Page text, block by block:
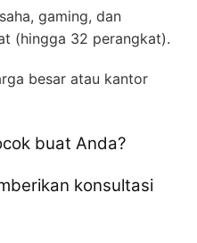
gaming, dan
(hingga 32 perangkat).
besar atau kantor
buat Anda?
konsultasi